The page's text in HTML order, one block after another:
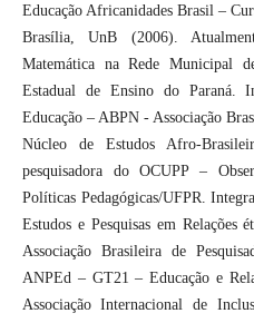
Educação Africanidades Brasil –
Brasília, UnB (2006).
Matemática na Rede Municipal
Estadual de Ensino do Paraná.
Educação – ABPN - Associação
Núcleo de Estudos Afro-
pesquisadora do OCUPP –
Políticas Pedagógicas/UFPR.
Estudos e Pesquisas em Relações
Associação Brasileira de
ANPEd – GT21 – Educação e
Associação Internacional de